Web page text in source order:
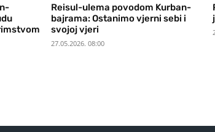
Reisul-ulema povodom Kurban-
bajrama: Ostanimo vjerni sebi i
svojoj vjeri
27.05.2026. 08:00